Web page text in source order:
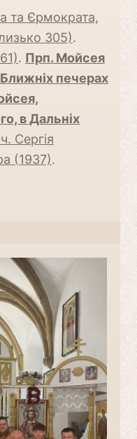
та Єрмократа,
305).
. Прп. Мойсея
печерах
в Дальніх
Сергія
(1937).